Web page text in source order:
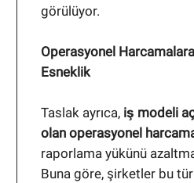
görülüyor.
Operasyonel
Esneklik
Taslak ayrıca, iş modeli
olan operasyonel
raporlama yükünü
Buna göre, şirketler bu